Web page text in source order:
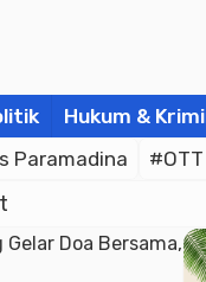
Hukum &
Paramadina #OTT
Doa Bersama,